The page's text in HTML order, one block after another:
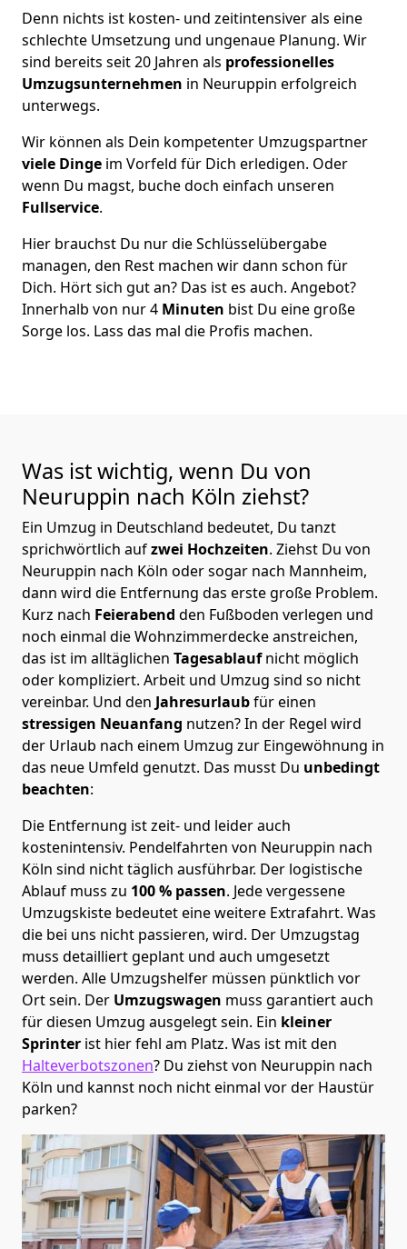
Denn nichts ist kosten- und zeitintensiver als eine
schlechte Umsetzung und ungenaue Planung. Wir
sind bereits seit 20 Jahren als professionelles
Umzugsunternehmen in Neuruppin erfolgreich
unterwegs.
Wir können als Dein kompetenter Umzugspartner
viele Dinge im Vorfeld für Dich erledigen. Oder
wenn Du magst, buche doch einfach unseren
Fullservice.
Hier brauchst Du nur die Schlüsselübergabe
managen, den Rest machen wir dann schon für
Dich. Hört sich gut an? Das ist es auch. Angebot?
Innerhalb von nur 4 Minuten bist Du eine große
Sorge los. Lass das mal die Profis machen.
Was ist wichtig, wenn Du von
Neuruppin nach Köln ziehst?
Ein Umzug in Deutschland bedeutet, Du tanzt
sprichwörtlich aufzwei Hochzeiten. Ziehst Du von
Neuruppin nach Köln oder sogar nach Mannheim,
dann wird die Entfernung das erste große Problem.
Kurz nach Feierabend den Fußboden verlegen und
noch einmal die Wohnzimmerdecke anstreichen,
das ist im alltäglichen Tagesablaufnicht möglich
oder kompliziert. Arbeit und Umzug sind so nicht
vereinbar. Und den Jahresurlaubfür einen
stressigen Neuanfang nutzen? In der Regel wird
der Urlaub nach einem Umzug zur Eingewöhnung in
das neue Umfeld genutzt. Das musst Du unbedingt
beachten:
Die Entfernung ist zeit- und leider auch
kostenintensiv. Pendelfahrten von Neuruppin nach
Köln sind nicht täglich ausführbar. Der logistische
Ablauf muss zu 100 % passen. Jede vergessene
Umzugskiste bedeutet eine weitere Extrafahrt. Was
die bei uns nicht passieren, wird. Der Umzugstag
muss detailliert geplant und auch umgesetzt
werden. Alle Umzugshelfer müssen pünktlich vor
Ort sein. Der Umzugswagen muss garantiert auch
für diesen Umzug ausgelegt sein. Ein kleiner
Sprinter ist hier fehl am Platz. Was ist mit den
Halteverbotszonen? Du ziehst von Neuruppin nach
Köln und kannst noch nicht einmal vor der Haustür
parken?